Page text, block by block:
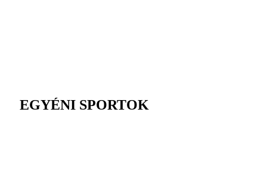
EGYÉNI SPORTOK